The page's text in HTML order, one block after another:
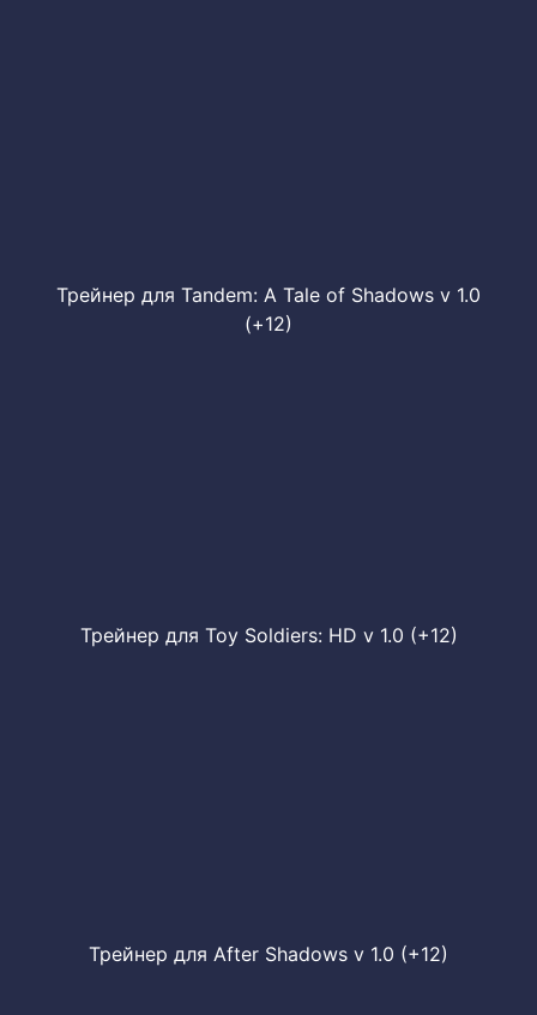
Трейнер для Tandem: A Tale of Shadows v 1.0
(+12)
Трейнер для Toy Soldiers: HD v 1.0 (+12)
Трейнер для After Shadows v 1.0 (+12)